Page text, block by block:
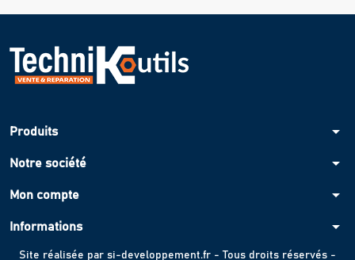
Produits arrow_drop_down
Notre société arrow_drop_down
Mon compte arrow_drop_down
Informations arrow_drop_down
Site réalisée par si-developpement.fr - Tous droits réservés -